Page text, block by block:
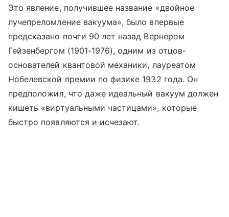
Это явление, получившее название «двойное
лучепреломление вакуума», было впервые
предсказано почти 90 лет назад Вернером
Гейзенбергом (1901-1976), одним из отцов-
основателей квантовой механики, лауреатом
Нобелевской премии по физике 1932 года. Он
предположил, что даже идеальный вакуум должен
кишеть «виртуальными частицами», которые
быстро появляются и исчезают.